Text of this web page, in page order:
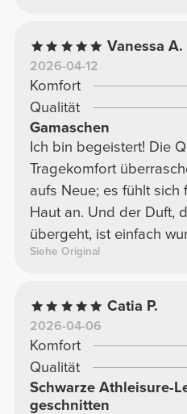
Vanessa A.
2026-04-12
Komfort
Qualität
Gamaschen
Ich bin begeistert! Die
Tragekomfort
aufs Neue; es fühlt sich
Haut an. Und der Duft,
übergeht, ist einfach
Siehe Original
Catia P.
2026-04-06
Komfort
Qualität
Schwarze Athleisure-
geschnitten